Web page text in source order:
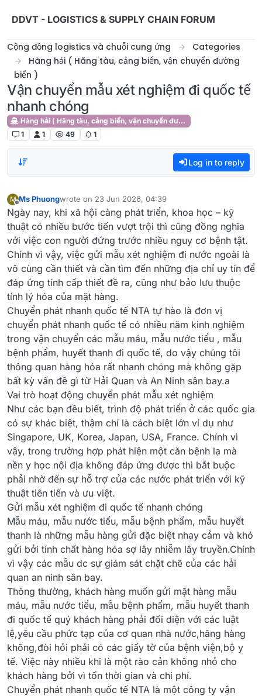
DDVT - LOGISTICS & SUPPLY CHAIN FORUM
Cộng đồng logistics và chuỗi cung ứng
Categories
Hàng hải ( Hãng tàu, cảng biển, vận chuyển đường
biển )
Vận chuyển mẫu xét nghiệm đi quốc tế
nhanh chóng
Hàng hải ( Hãng tàu, cảng biển, vận chuyển đường biển )
1
1 49 1
Log in to reply
M
Offline
Ms Phuongwrote on 23 Jun 2026, 04:39
last edited by
Ngày nay, khi xã hội càng phát triển, khoa học – kỹ
thuật có nhiều bước tiến vượt trội thì cũng đồng nghĩa
với việc con người đứng trước nhiều nguy cơ bệnh tật.
Chính vì vậy, việc gửi mẫu xét nghiệm đi nước ngoài là
vô cùng cần thiết và cần tìm đến những địa chỉ uy tín để
đáp ứng tính cấp thiết đề ra, cũng như bảo lưu thuộc
tính lý hóa của mặt hàng.
Chuyển phát nhanh quốc tế NTA tự hào là đơn vị
chuyển phát nhanh quốc tế có nhiều năm kinh nghiệm
trong vận chuyển các mẫu máu, mẫu nước tiểu , mẫu
bệnh phẩm, huyết thanh đi quốc tế, do vậy chúng tôi
thông quan hàng hóa rất nhanh chóng mà không gặp
bất kỳ vấn đề gì từ Hải Quan và An Ninh sân bay.a
Vai trò hoạt động chuyển phát mẫu xét nghiệm
Như các bạn đều biết, trình độ phát triển ở các quốc gia
có sự khác biệt, thậm chí là cách biệt lớn ví dụ như
Singapore, UK, Korea, Japan, USA, France. Chính vì
vậy, trong trường hợp phát hiện một căn bệnh lạ mà
nền y học nội địa không đáp ứng được thì bắt buộc
phải nhờ đến sự hỗ trợ của các nước phát triển với kỹ
thuật tiên tiến và ưu việt.
Gửi mẫu xét nghiệm đi quốc tế nhanh chóng
Mẫu máu, mẫu nước tiểu, mẫu bệnh phẩm, mẫu huyết
thanh là những mẫu hàng gửi đặc biệt nhạy cảm và khó
gửi bởi tính chất hàng hóa sợ lây nhiễm lây truyền.Chính
vì vậy các mẫu dc sự giám sát chặt chẽ của các hải
quan an ninh sân bay.
Thông thường, khách hàng muốn gửi mặt hàng mẫu
máu, mẫu nước tiểu, mẫu bệnh phẩm, mẫu huyết thanh
đi quốc tế quý khách hàng phải đối diện với các luật
lệ,yêu cầu phức tạp của cơ quan nhà nước,hãng hàng
không,đòi hỏi phải có các giấy tờ của bệnh viện,bộ y
tế. Việc này nhiều khi là một rào cản không nhỏ cho
khách hàng bởi vì tốn thời gian và chi phí.
Chuyển phát nhanh quốc tế NTA là một công ty vận